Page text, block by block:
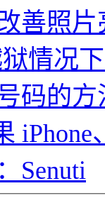
善照片
狱情况
码的方
Senuti